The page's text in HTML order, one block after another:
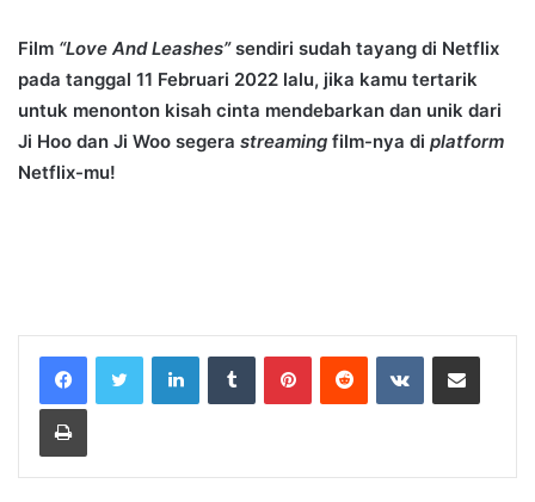
Film “Love And Leashes”sendiri sudah tayang di Netflix
pada tanggal 11 Februari 2022 lalu, jika kamu tertarik
untuk menonton kisah cinta mendebarkan dan unik dari
Ji Hoo dan Ji Woo segera streaming film-nya di platform
Netflix-mu!
LinkedInTumblrPinterestReddit VKontakteShare via Email
Print